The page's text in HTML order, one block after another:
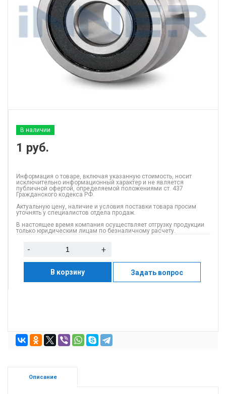
В наличии
1 руб.
Информация о товаре, включая указанную стоимость, носит
исключительно информационный характер и не является
публичной офертой, определяемой положениями ст. 437
Гражданского кодекса РФ.
Актуальную цену, наличие и условия поставки товара просим
уточнять у специалистов отдела продаж.
В настоящее время компания осуществляет отгрузку продукции
только юридическим лицам по безналичному расчету.
- +
В корзину Задать вопрос
Описание